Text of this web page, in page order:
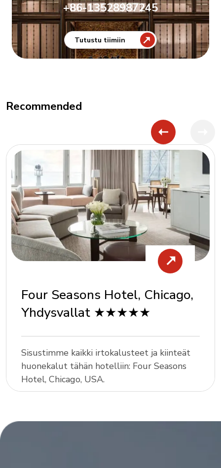
+86-13528987245
Tutustu tiimiin
Recommended
Four Seasons Hotel, Chicago,
Yhdysvallat ★★★★★
Sisustimme kaikki irtokalusteet ja kiinteät
huonekalut tähän hotelliin: Four Seasons
Hotel, Chicago, USA.